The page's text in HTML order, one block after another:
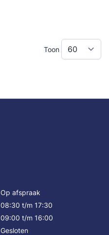
Toon
Op afspraak
08:30 t/m 17:30
09:00 t/m 16:00
Gesloten